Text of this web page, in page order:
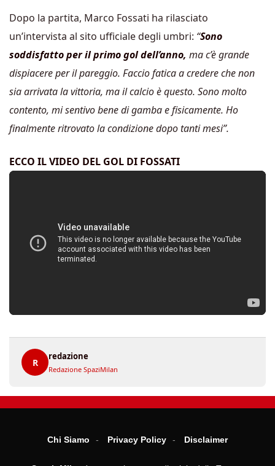
Dopo la partita, Marco Fossati ha rilasciato
un’intervista al sito ufficiale degli umbri: “Sono
soddisfatto per il primo gol dell’anno, ma c’è grande
dispiacere per il pareggio. Faccio fatica a credere che non
sia arrivata la vittoria, ma il calcio è questo. Sono molto
contento, mi sentivo bene di gamba e fisicamente. Ho
finalmente ritrovato la condizione dopo tanti mesi”.
ECCO IL VIDEO DEL GOL DI FOSSATI
R
redazione
Redazione SpaziMilan
Chi Siamo Privacy Policy Disclaimer